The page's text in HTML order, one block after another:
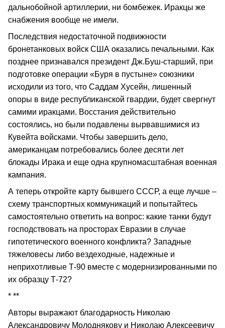
дальнобойной артиллерии, ни бомбежек. Иракцы же
снабжения вообще не имели.
Последствия недостаточной подвижности
бронетанковых войск США оказались печальными. Как
позднее признавался президент Дж.Буш-старший, при
подготовке операции «Буря в пустыне» союзники
исходили из того, что Саддам Хусейн, лишенный
опоры в виде республиканской гвардии, будет свергнут
самими иракцами. Восстания действительно
состоялись, но были подавлены вырвавшимися из
Кувейта войсками. Чтобы завершить дело,
американцам потребовались более десяти лет
блокады Ирака и еще одна крупномасштабная военная
кампания.
А теперь откройте карту бывшего СССР, а еще лучше –
схему транспортных коммуникаций и попытайтесь
самостоятельно ответить на вопрос: какие танки будут
господствовать на просторах Евразии в случае
гипотетического военного конфликта? Западные
тяжеловесы либо вездеходные, надежные и
неприхотливые Т-90 вместе с модернизированными по
их образцу Т-72?
* **
Авторы выражают благодарность Николаю
Александровичу Молоднякову и Николаю Алексеевичу